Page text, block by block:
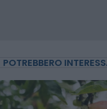
POTREBBERO